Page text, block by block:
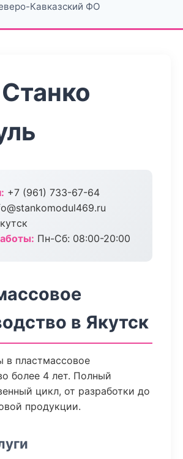
Кавказский ФО
+7 (961) 733-67-64
Пн-Сб: 08:00-20:00
в Якутск
в пластмассовое
более 4 лет. Полный
цикл, от разработки до
продукции.